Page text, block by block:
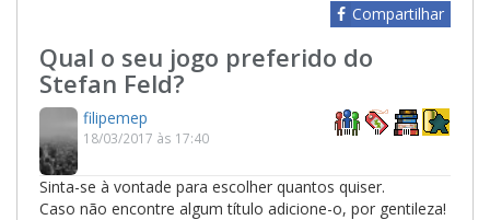
Compartilhar
Qual o seu jogo preferido do
Stefan Feld?
filipemep
18/03/2017 às 17:40
Sinta-se à vontade para escolher quantos quiser.
Caso não encontre algum título adicione-o, por gentileza!